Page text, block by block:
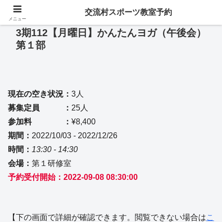
3期112【月曜日】かんたんヨガ（午後会）
第１部
現在の空き状況： 3人
募集定員 ： 25人
参加料 ： ¥8,400
期間： 2022/10/03 - 2022/12/26
時間： 13:30 - 14:30
会場： 第１研修室
予約受付開始：2022-09-08 08:30:00
【下の画面で詳細が確認できます。閲覧できない場合はこ
メニュー
交流村スポーツ教室予約